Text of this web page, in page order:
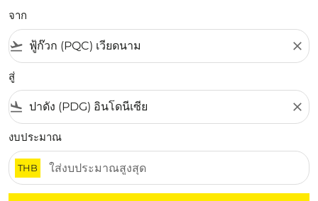
จาก
flight_takeoff close
สู่
flight_land close
งบประมาณ
THB